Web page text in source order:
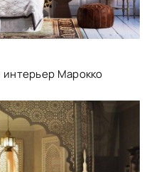
Марокко